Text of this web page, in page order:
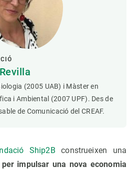
(2005 UAB) i Màster en
i Ambiental (2007 UPF). Des de
de Comunicació del CREAF.
Ship2B construeixen una
impulsar una nova economia